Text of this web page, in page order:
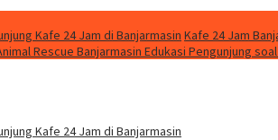
Kafe 24 Jam di Banjarmasin Kafe 24 Jam
Rescue Banjarmasin Edukasi Pengunjung
Kafe 24 Jam di Banjarmasin